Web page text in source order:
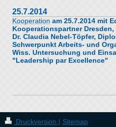
25.7.2014
Kooperation am 25.7.2014 mit
Kooperationspartner Dresden,
Dr. Claudia Nebel-Töpfer,
Schwerpunkt Arbeits- und
Wiss. Untersuchung und
"Leadership par Excellence"
Druckversion | Sitemap